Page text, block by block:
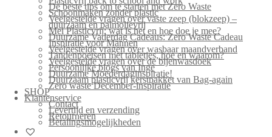
De beste tips om te starten met Zero Waste
Schoonmaken zonder plastic
Veelgestelde vragen over vaste zeep (blokzeep) –
duurzaam en palmolievrij
Mei Plasticvrij: wat is het en hoe doe je mee?
Duurzame Vaderdag Cadeaus: Zero Waste Cadeau
Inspiratie voor Mannen
Veelgestelde vragen over wasbaar maandverband
Tandenpoetsen met tabletjes, hoe en waarom?
Veelgestelde vragen over de bijenwasdoek
Persoonlijke blogs van Inge
Duurzame Moederdaginspiratie!
Duurzaam plasticvrij kerstpakket van Bag-again
Zero waste December-inspiratie
SHOP
Klantenservice
Contact
Levertijd en verzending
Retourneren
Betalingsmogelijkheden